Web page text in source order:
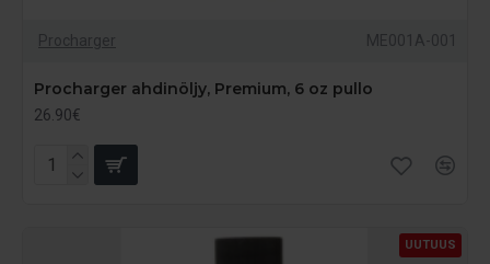
Procharger ME001A-001
Procharger ahdinöljy, Premium, 6 oz pullo
26.90€
UUTUUS